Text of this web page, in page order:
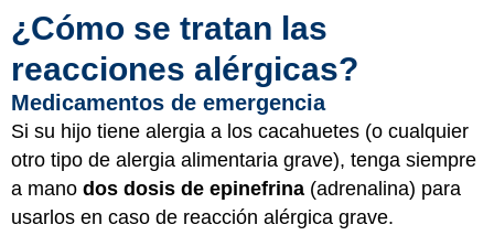
¿Cómo se tratan las
reacciones alérgicas?
Medicamentos de emergencia
Si su hijo tiene alergia a los cacahuetes (o cualquier
otro tipo de alergia alimentaria grave), tenga siempre
a mano dos dosis de epinefrina (adrenalina) para
usarlos en caso de reacción alérgica grave.